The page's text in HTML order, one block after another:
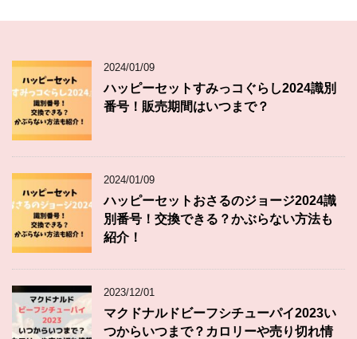
2024/01/09
ハッピーセットすみっコぐらし2024識別
番号！販売期間はいつまで？
2024/01/09
ハッピーセットおさるのジョージ2024識
別番号！交換できる？かぶらない方法も
紹介！
2023/12/01
マクドナルドビーフシチューパイ2023い
つからいつまで？カロリーや売り切れ情